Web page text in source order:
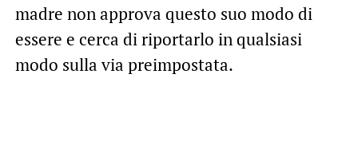
madre non approva questo suo modo di
essere e cerca di riportarlo in qualsiasi
modo sulla via preimpostata.